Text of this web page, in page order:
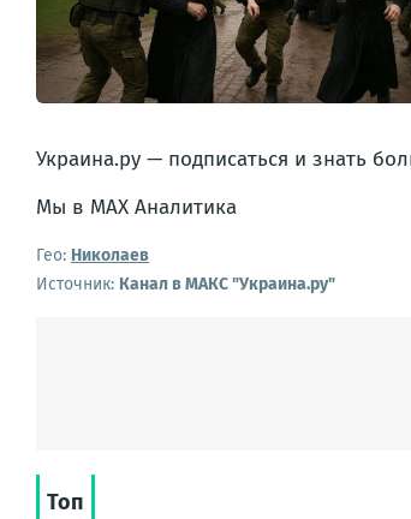
Украина.ру — подписаться и знать
Мы в MAX Аналитика
Гео: Николаев
Источник: Канал в МАКС "Украина.ру"
Топ